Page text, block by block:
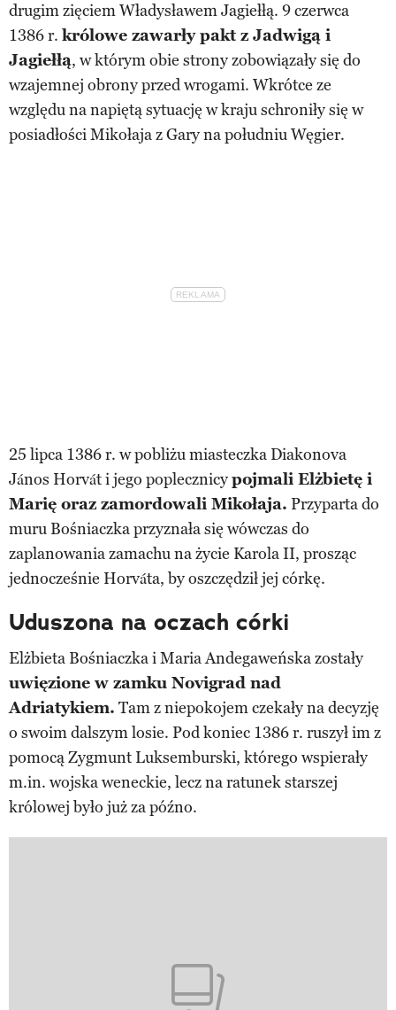
drugim zięciem Władysławem Jagiełłą. 9 czerwca
1386 r. królowe zawarły pakt z Jadwigą i
Jagiełłą, w którym obie strony zobowiązały się do
wzajemnej obrony przed wrogami. Wkrótce ze
względu na napiętą sytuację w kraju schroniły się w
posiadłości Mikołaja z Gary na południu Węgier.
25 lipca 1386 r. w pobliżu miasteczka Diakonova
János Horvát i jego poplecznicypojmali Elżbietę i
Marię oraz zamordowali Mikołaja. Przyparta do
muru Bośniaczka przyznała się wówczas do
zaplanowania zamachu na życie Karola II, prosząc
jednocześnie Horváta, by oszczędził jej córkę.
Uduszona na oczach córki
Elżbieta Bośniaczka i Maria Andegaweńska zostały
uwięzione w zamku Novigrad nad
Adriatykiem. Tam z niepokojem czekały na decyzję
o swoim dalszym losie. Pod koniec 1386 r. ruszył im z
pomocą Zygmunt Luksemburski, którego wspierały
m.in. wojska weneckie, lecz na ratunek starszej
królowej było już za późno.